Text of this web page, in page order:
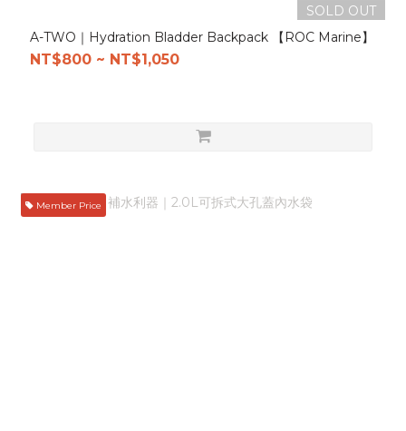
SOLD OUT
A-TWO｜Hydration Bladder Backpack 【ROC Marine】
NT$800 ~ NT$1,050
Member Price